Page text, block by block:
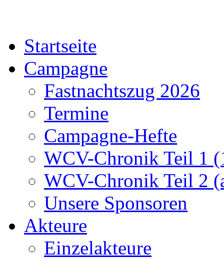
Startseite
Campagne
Fastnachtszug 2026
Termine
Campagne-Hefte
WCV-Chronik Teil 1
WCV-Chronik Teil 2
Unsere Sponsoren
Akteure
Einzelakteure